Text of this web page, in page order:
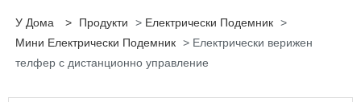
У Дома > Продукти > Електрически Подемник >
Мини Електрически Подемник > Електрически верижен
телфер с дистанционно управление